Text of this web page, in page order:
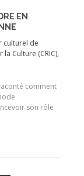
EN
culturel de
Culture (CRIC),
comment
son rôle